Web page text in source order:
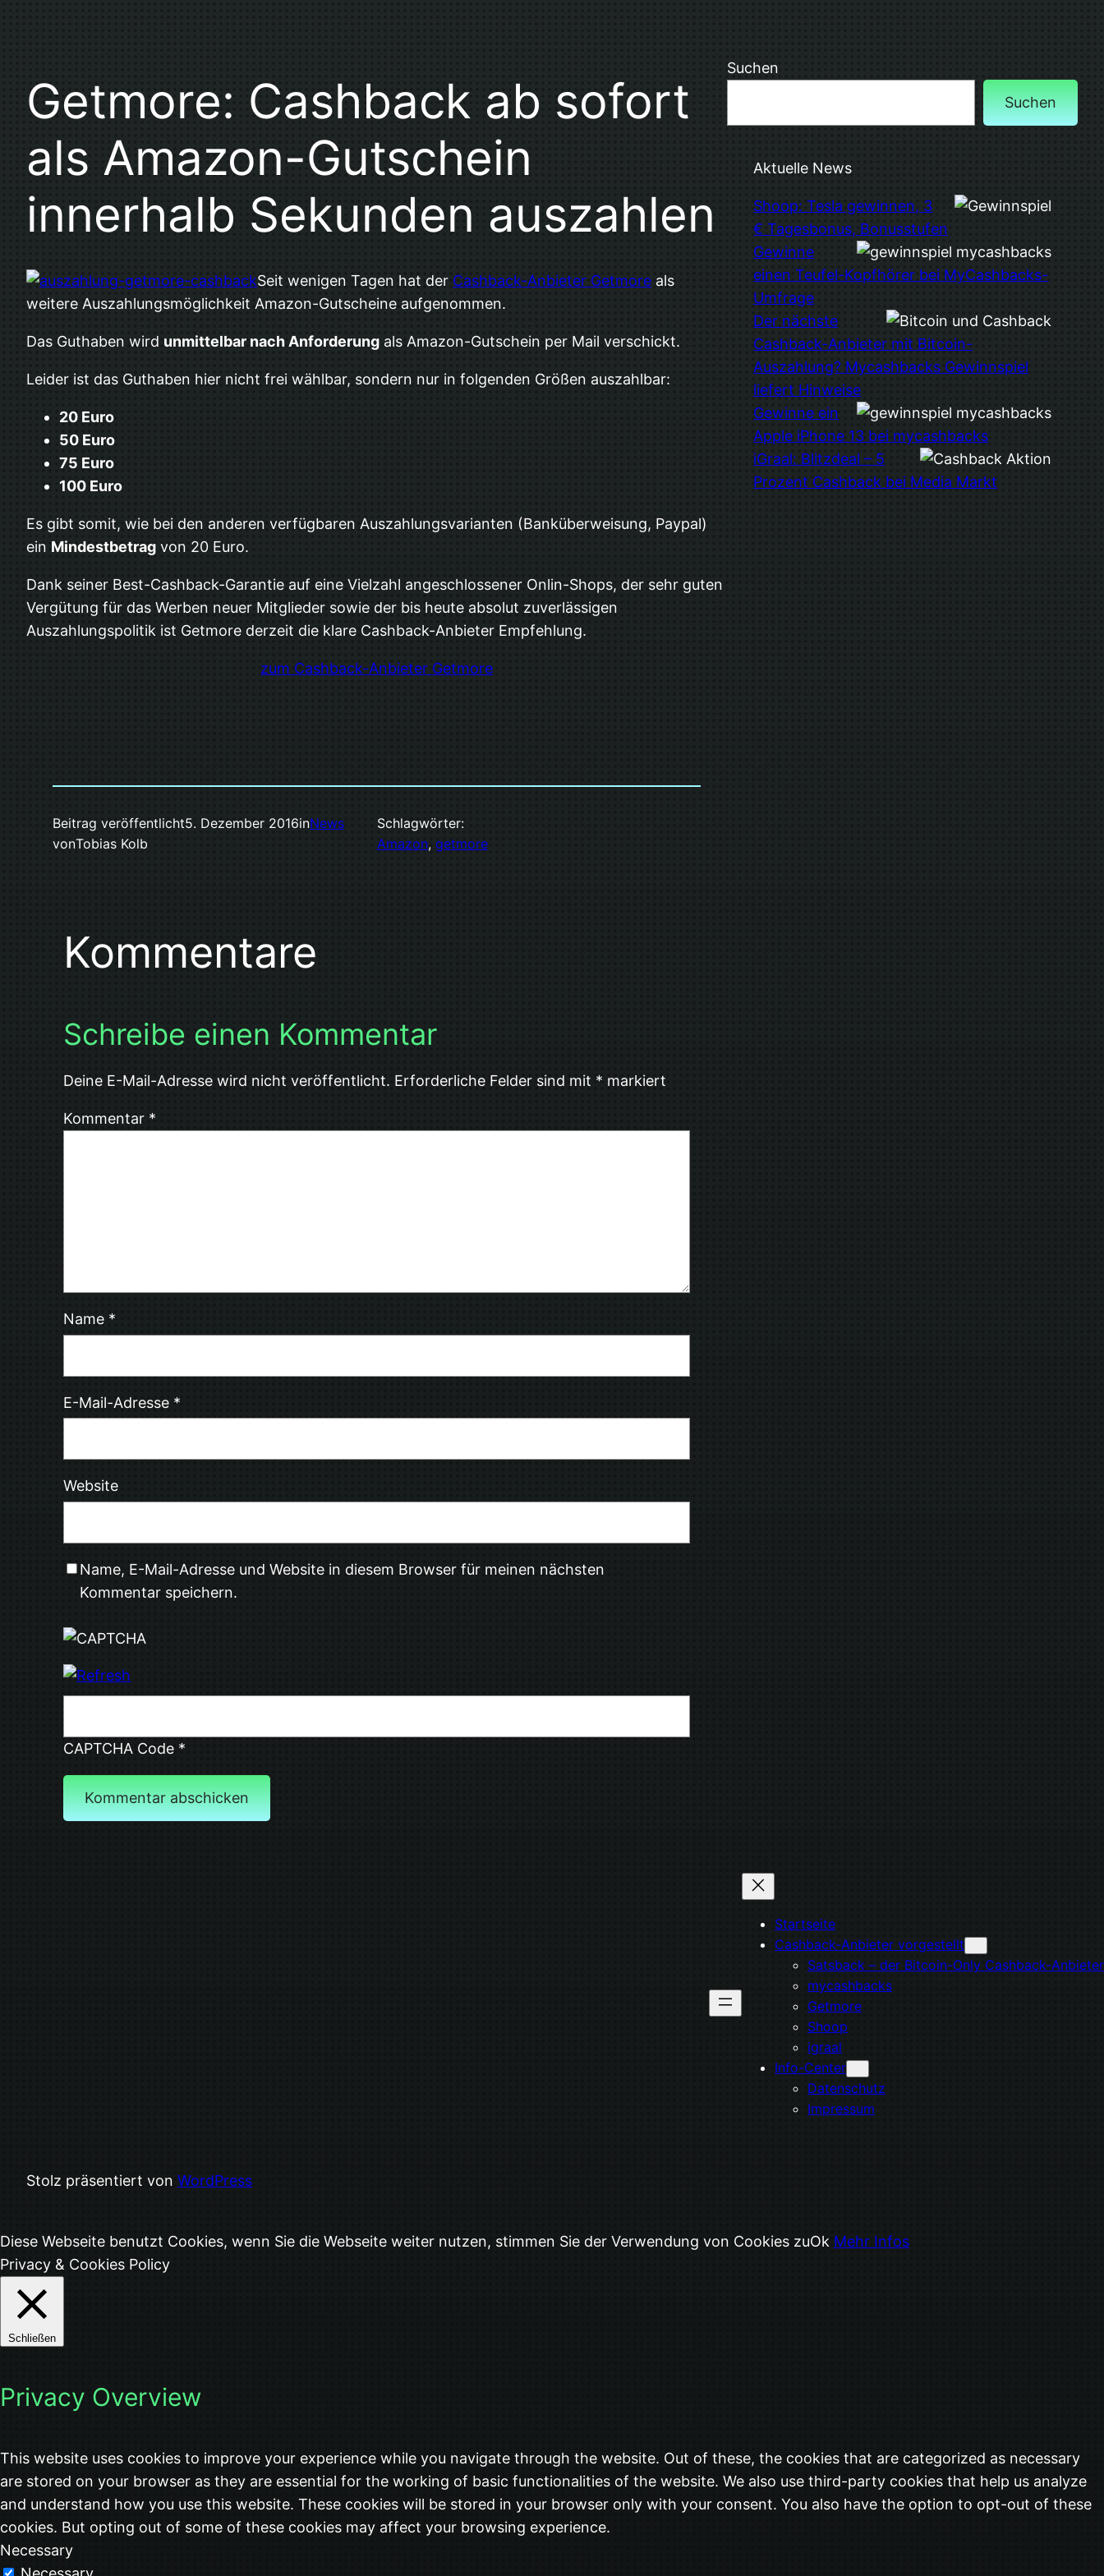
Getmore: Cashback ab sofort
als Amazon-Gutschein
innerhalb Sekunden auszahlen
Seit wenigen Tagen hat der Cashback-Anbieter Getmore als
weitere Auszahlungsmöglichkeit Amazon-Gutscheine aufgenommen.
Das Guthaben wird unmittelbar nach Anforderung als Amazon-Gutschein per Mail verschickt.
Leider ist das Guthaben hier nicht frei wählbar, sondern nur in folgenden Größen auszahlbar:
20 Euro
50 Euro
75 Euro
100 Euro
Es gibt somit, wie bei den anderen verfügbaren Auszahlungsvarianten (Banküberweisung, Paypal)
ein Mindestbetrag von 20 Euro.
Dank seiner Best-Cashback-Garantie auf eine Vielzahl angeschlossener Onlin-Shops, der sehr guten
Vergütung für das Werben neuer Mitglieder sowie der bis heute absolut zuverlässigen
Auszahlungspolitik ist Getmore derzeit die klare Cashback-Anbieter Empfehlung.
zum Cashback-Anbieter Getmore
Beitrag veröffentlicht5. Dezember 2016inNews
vonTobias Kolb
Schlagwörter:
Amazon, getmore
Kommentare
Schreibe einen Kommentar
Deine E-Mail-Adresse wird nicht veröffentlicht. Erforderliche Felder sind mit * markiert
Kommentar *
Name *
E-Mail-Adresse *
Website
Name, E-Mail-Adresse und Website in diesem Browser für meinen nächsten
Kommentar speichern.
CAPTCHA Code *
Suchen
Suchen
Aktuelle News
Shoop: Tesla gewinnen, 3
€ Tagesbonus, Bonusstufen
Gewinne
einen Teufel-Kopfhörer bei MyCashbacks-
Umfrage
Der nächste
Cashback-Anbieter mit Bitcoin-
Auszahlung? Mycashbacks Gewinnspiel
liefert Hinweise
Gewinne ein
Apple iPhone 13 bei mycashbacks
iGraal: Blitzdeal – 5
Prozent Cashback bei Media Markt
Startseite
Cashback-Anbieter vorgestellt
Satsback – der Bitcoin-Only Cashback-Anbieter
mycashbacks
Getmore
Shoop
igraal
Info-Center
Datenschutz
Impressum
Stolz präsentiert von WordPress
Diese Webseite benutzt Cookies, wenn Sie die Webseite weiter nutzen, stimmen Sie der Verwendung von Cookies zuOk Mehr Infos
Privacy & Cookies Policy
Schließen
Privacy Overview
This website uses cookies to improve your experience while you navigate through the website. Out of these, the cookies that are categorized as necessary
are stored on your browser as they are essential for the working of basic functionalities of the website. We also use third-party cookies that help us analyze
and understand how you use this website. These cookies will be stored in your browser only with your consent. You also have the option to opt-out of these
cookies. But opting out of some of these cookies may affect your browsing experience.
Necessary